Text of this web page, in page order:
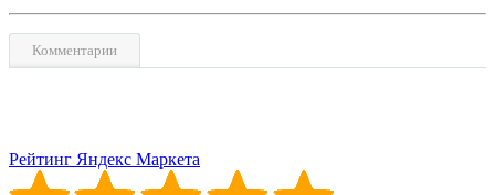
Комментарии
Рейтинг Яндекс Маркета